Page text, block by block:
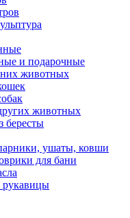
и подарочные
животных
животных
бересты
ушаты, ковши
для бани